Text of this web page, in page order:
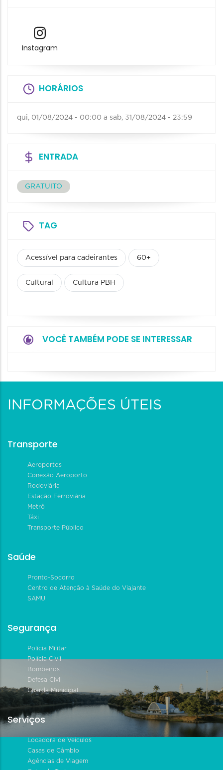
Instagram
HORÁRIOS
qui, 01/08/2024 - 00:00 a sab, 31/08/2024 - 23:59
ENTRADA
GRATUITO
TAG
Acessível para cadeirantes 60+
Cultural Cultura PBH
VOCÊ TAMBÉM PODE SE INTERESSAR
INFORMAÇÕES ÚTEIS
Transporte
Aeroportos
Conexão Aeroporto
Rodoviária
Estação Ferroviária
Metrô
Táxi
Transporte Público
Saúde
Pronto-Socorro
Centro de Atenção à Saúde do Viajante
SAMU
Segurança
Polícia Militar
Polícia Civil
Bombeiros
Defesa Civil
Guarda Municipal
Serviços
Locadora de Veículos
Casas de Câmbio
Agências de Viagem